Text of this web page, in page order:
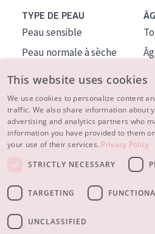
TYPE DE PEAU
Peau sensible
Peau normale à sèche
Peau mixte ou grasse
Peau mature
Peau ménopausée
À PROPOS
CONSEILS BEAUTÉ
This website uses cookies
We use cookies to personalize content
traffic. We also share information about
advertising and analytics partners who
information you have provided to them
your use of their services. Privacy Policy
STRICTLY NECESSARY
TARGETING
UNCLASSIFIED